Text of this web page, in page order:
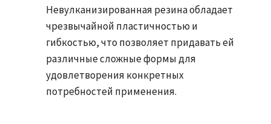
Невулканизированная резина обладает
чрезвычайной пластичностью и
гибкостью, что позволяет придавать ей
различные сложные формы для
удовлетворения конкретных
потребностей применения.